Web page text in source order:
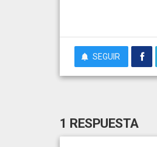
SEGUIR
1 RESPUESTA